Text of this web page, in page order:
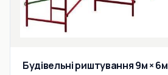
Будівельні риштування 9м × 6м